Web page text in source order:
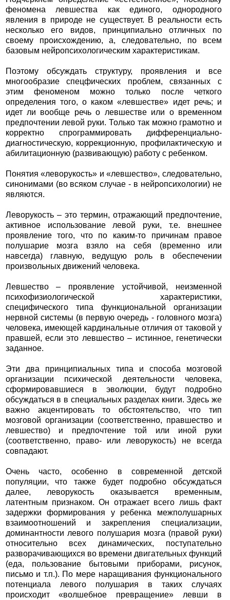
феномена левшества как единого, однородного
явления в природе не существует. В реальности есть
несколько его видов, принципиально отличных по
своему происхождению, а, следовательно, по всем
базовым нейропсихологическим характеристикам.
Поэтому обсуждать структуру, проявления и все
многообразие спецфических проблем, связанных с
этим феноменом можно только после четкого
определения того, о каком «левшестве» идет речь; и
идет ли вообще речь о левшестве или о временном
предпочтении левой руки. Только так можно грамотно и
корректно спрограммировать дифференциально-
диагностическую, коррекционную, профилактическую и
абилитационную (развивающую) работу с ребенком.
Понятия «леворукость» и «левшество», следовательно,
синонимами (во всяком случае - в нейропсихологии) не
являются.
Леворукость – это термин, отражающий предпочтение,
активное использование левой руки, т.е. внешнее
проявление того, что по каким-то причинам правое
полушарие мозга взяло на себя (временно или
навсегда) главную, ведущую роль в обеспечении
произвольных движений человека.
Левшество – проявление устойчивой, неизменной
психофизиологической характеристики,
специфического типа функциональной организации
нервной системы (в первую очередь - головного мозга)
человека, имеющей кардинальные отличия от таковой у
правшей, если это левшество – истинное, генетически
заданное.
Эти два принципиальных типа и способа мозговой
организации психической деятельности человека,
сформировавшиеся в эволюции, будут подробно
обсуждаться в в специальных разделах книги. Здесь же
важно акцентировать то обстоятельство, что тип
мозговой организации (соответственно, правшество и
левшество) и предпочтение той или иной руки
(соответственно, право- или леворукость) не всегда
совпадают.
Очень часто, особенно в современной детской
популяции, что также будет подробно обсуждаться
далее, леворукость оказывается временным,
латентным признаком. Он отражает всего лишь факт
задержки формирования у ребенка межполушарных
взаимоотношений и закрепления специализации,
доминантности левого полушария мозга (правой руки)
относительно всех динамических, поступательно
разворачивающихся во времени двигательных функций
(еда, пользование бытовыми приборами, рисунок,
письмо и т.п.). По мере наращивания функционального
потенциала левого полушария в таких случаях
происходит «волшебное превращение» левши в